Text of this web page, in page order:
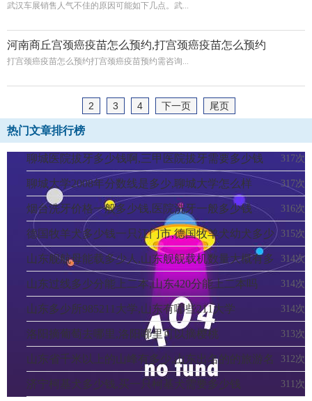
武汉车展销售人气不佳的原因可能如下几点。武...
河南商丘宫颈癌疫苗怎么预约,打宫颈癌疫苗怎么预约
打宫颈癌疫苗怎么预约打宫颈癌疫苗预约需咨询...
2 3 4 下一页 尾页
热门文章排行榜
317次
聊城医院拔牙多少钱啊,三甲医院拔牙需要多少钱
317次
聊城大学2008年分数线是多少,聊城大学怎么样
316次
烟台洗牙价格一般多少钱,医院洗牙一般多少钱
315次
德国牧羊犬多少钱一只江门市,德国牧羊犬幼犬多少
钱一只 314次
山东舰航母能载多少人,山东舰舰载机数量大概有多
少 314次
山东过线多少分能上二本,山东420分能上二本吗
314次
山东多少所985211大学,山东有哪些211大学
313次
洛阳摘葡萄去哪里,洛阳哪里可以摘樱桃
312次
山东省千米以上的山峰有多少,山东出名的的旅游名
山有哪些 311次
济宁柯基犬多少钱,买一只柯基犬需要多少钱